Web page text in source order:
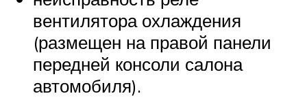
вентилятора охлаждения
(размещен на правой панели
передней консоли салона
автомобиля).